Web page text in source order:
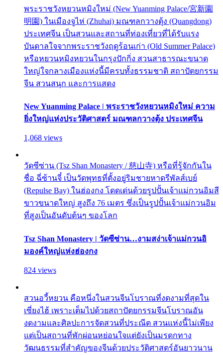
พระราชวังหยวนหมิงใหม่ (New Yuanming Palace/宮新園
明園) ในเมืองจูไห่ (Zhuhai) มณฑลกวางตุ้ง (Quangdong)
ประเทศจีน เป็นสวนและสถานที่ท่องเที่ยวที่ได้รับแรง
บันดาลใจจากพระราชวังฤดูร้อนเก่า (Old Summer Palace)
หรือหยวนหมิงหยวนในกรุงปักกิ่ง สวนสาธารณะขนาด
ใหญ่ใจกลางเมืองแห่งนี้มีครบทั้งธรรมชาติ สถาปัตยกรรม
จีน สวนสนุก และการแสดง
New Yuanming Palace | พระราชวังหยวนหมิงใหม่ ความ
ยิ่งใหญ่แห่งประวัติศาสตร์ มณฑลกวางตุ้ง ประเทศจีน
1,068 views
วัดซีซ่าน (Tsz Shan Monastery / 慈山寺) หรือที่รู้จักกันใน
ชื่อ ฉี่ซ้านจี๋ เป็นวัดพุทธที่ตั้งอยู่ริมชายหาดรีพัลส์เบย์
(Repulse Bay) ในฮ่องกง โดดเด่นด้วยรูปปั้นเจ้าแม่กวนอิมสี
ขาวขนาดใหญ่ สูงถึง 76 เมตร ซึ่งเป็นรูปปั้นเจ้าแม่กวนอิม
ที่สูงเป็นอันดับต้นๆ ของโลก
Tsz Shan Monastery | วัดซีซ่าน…งามสง่าเจ้าแม่กวนอิ
มองค์ใหญ่แห่งฮ่องกง
824 views
สวนอวี้หยวน คือหนึ่งในสวนจีนโบราณที่งดงามที่สุดใน
เซี่ยงไฮ้ เพราะเต็มไปด้วยสถาปัตยกรรมจีนโบราณอัน
งดงามและศิลปะการจัดสวนที่ประณีต สวนแห่งนี้ไม่เพียง
แต่เป็นสถานที่พักผ่อนหย่อนใจแต่ยังเป็นมรดกทาง
วัฒนธรรมที่สำคัญของจีนด้วยประวัติศาสตร์อันยาวนาน